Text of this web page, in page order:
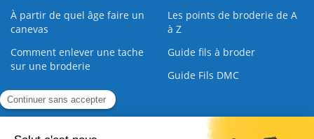
À partir de quel âge faire un
canevas
Les points de broderie de A
à Z
Comment enlever une tache
sur une broderie
Guide fils à broder
Guide Fils DMC
Guide de la Broderie